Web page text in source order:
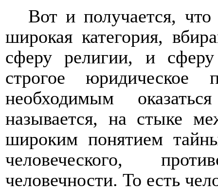
Вот и получается,
широкая категория,
сферу религии, и
строгое
необходимым
называется, на стыке
широким понятием
человеческого,
человечности. То есть